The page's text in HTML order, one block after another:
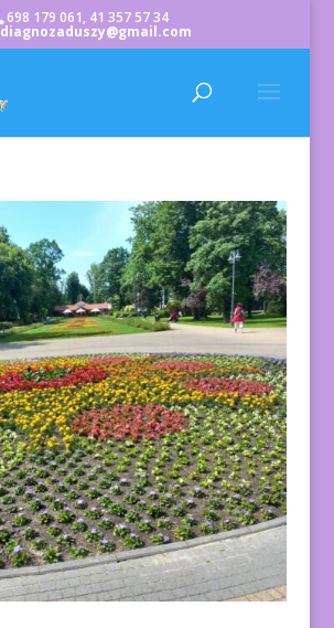
698 179 061, 41 357 57 34
diagnozaduszy@gmail.com